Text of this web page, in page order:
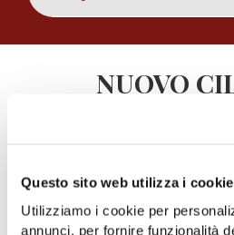
Questo sito web utilizza i cookie
Utilizziamo i cookie per
annunci, per fornire funzionalità
NUOVO